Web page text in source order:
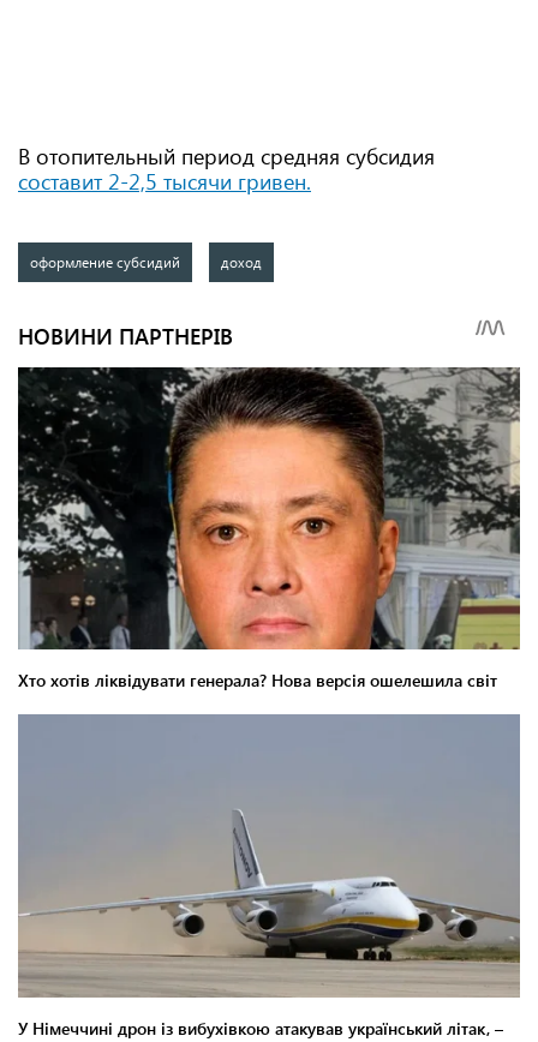
В отопительный период средняя субсидия
составит 2-2,5 тысячи гривен.
оформление субсидий доход